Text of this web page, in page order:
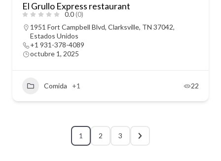
El Grullo Express restaurant
0.0(0)
1951 Fort Campbell Blvd, Clarksville, TN 37042,
Estados Unidos
+1 931-378-4089
octubre 1, 2025
Comida +1 22
1 2 3